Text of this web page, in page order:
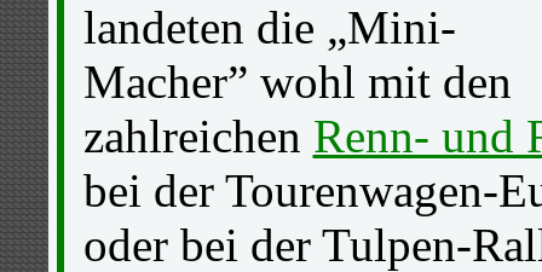
landeten die „Mini-
Macher” wohl mit den
zahlreichen Renn- und
bei der Tourenwagen-
oder bei der Tulpen-